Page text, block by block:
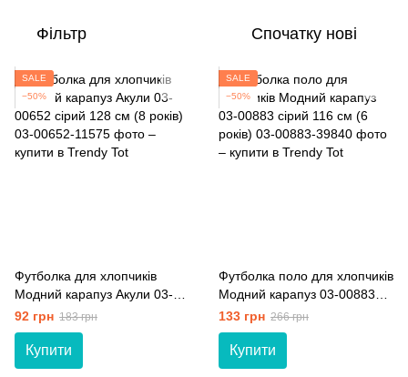
Фільтр Спочатку нові
SALE
−50%
Футболка для хлопчиків
Модний карапуз Акули 03-
00652 сірий 128 см (8 років)
92 грн 183 грн
Купити
SALE
−50%
Футболка поло для хлопчиків
Модний карапуз 03-00883
сірий 116 см (6 років)
133 грн 266 грн
Купити